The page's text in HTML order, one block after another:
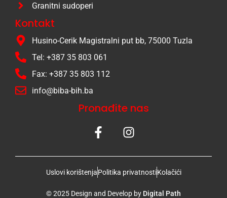
Granitni sudoperi
Kontakt
Husino-Cerik Magistralni put bb, 75000 Tuzla
Tel: +387 35 803 061
Fax: +387 35 803 112
info@biba-bih.ba
Pronađite nas
Uslovi korištenjaPolitika privatnostiKolačići
© 2025 Design and Develop by Digital Path